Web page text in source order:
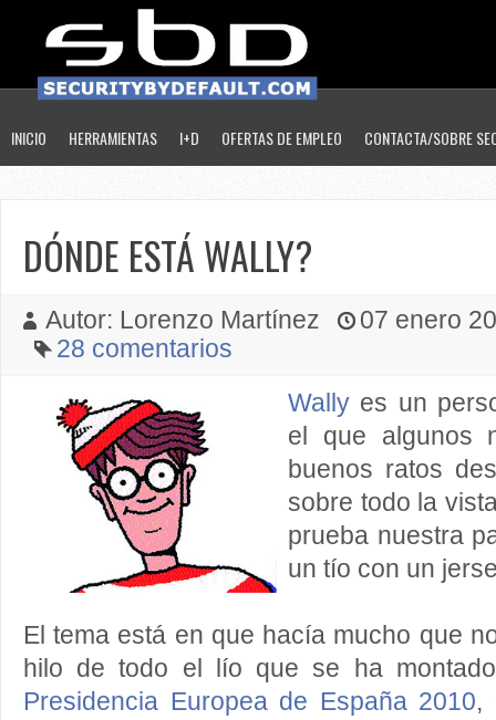
INICIO HERRAMIENTAS I+D OFERTAS DE EMPLEO CONTACTA/SOBRE
DÓNDE ESTÁ WALLY?
Autor: Lorenzo Martínez
07 enero
28 comentarios
Wally es un
el que algunos
buenos ratos
sobre todo la
prueba nuestra
un tío con un
El tema está en que hacía mucho que
hilo de todo el lío que se ha
Presidencia Europea de España 2010,